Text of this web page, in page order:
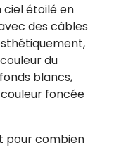
ciel étoilé en
des câbles
du
blancs,
foncée
pour combien